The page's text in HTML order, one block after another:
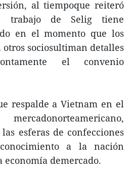
al tiempoque reiteró
de Selig tiene
en el momento que los
otros sociosultiman detalles
el convenio
respalde a Vietnam en el
esferas de confecciones
a la nación
demercado.